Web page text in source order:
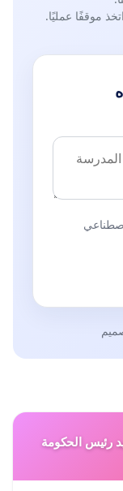
موقفًا عمليًا.
رئيس الحكومة